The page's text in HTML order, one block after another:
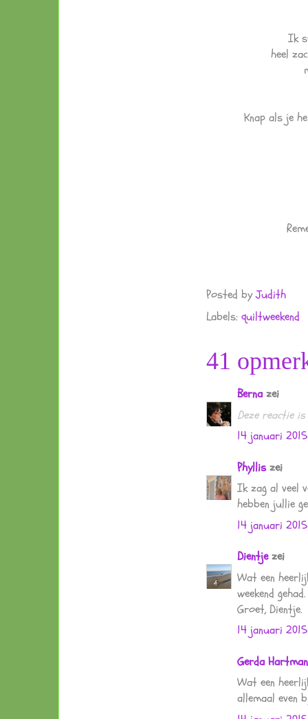
Ik
heel
Knap als je
Posted byJudith
Labels: quiltweekend
41
Berna zei
Deze reactie
14 januari
Phylliszei
Ik zag al veel
hebben jullie
14 januari
Dientjezei
Wat een
weekend gehad.
Groet, Dientje.
14 januari
Gerda Hartman
Wat een
allemaal even